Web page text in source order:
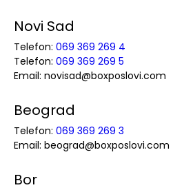
Novi Sad
Telefon: 069 369 269 4
Telefon: 069 369 269 5
Email: novisad@boxposlovi.com
Beograd
Telefon: 069 369 269 3
Email: beograd@boxposlovi.com
Bor